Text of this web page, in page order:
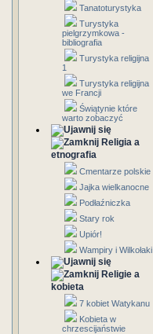
Tanatoturystyka
Turystyka
pielgrzymkowa -
bibliografia
Turystyka religijna
1
Turystyka religijna
we Francji
Świątynie które
warto zobaczyć
Religia a
etnografia
Cmentarze polskie
Jajka wielkanocne
Podłaźniczka
Stary rok
Upiór!
Wampiry i Wilkołaki
Religie a
kobieta
7 kobiet Watykanu
Kobieta w
chrzescijaństwie